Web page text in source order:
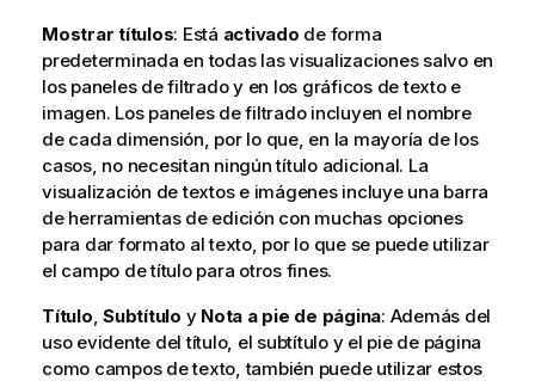
Mostrar títulos: Está activado de forma
predeterminada en todas las visualizaciones salvo en
los paneles de filtrado y en los gráficos de texto e
imagen. Los paneles de filtrado incluyen el nombre
de cada dimensión, por lo que, en la mayoría de los
casos, no necesitan ningún título adicional. La
visualización de textos e imágenes incluye una barra
de herramientas de edición con muchas opciones
para dar formato al texto, por lo que se puede utilizar
el campo de título para otros fines.
Título Subtítulo y Nota a pie de página: Además del
uso evidente del título, el subtítulo y el pie de página
como campos de texto, también puede utilizar estos